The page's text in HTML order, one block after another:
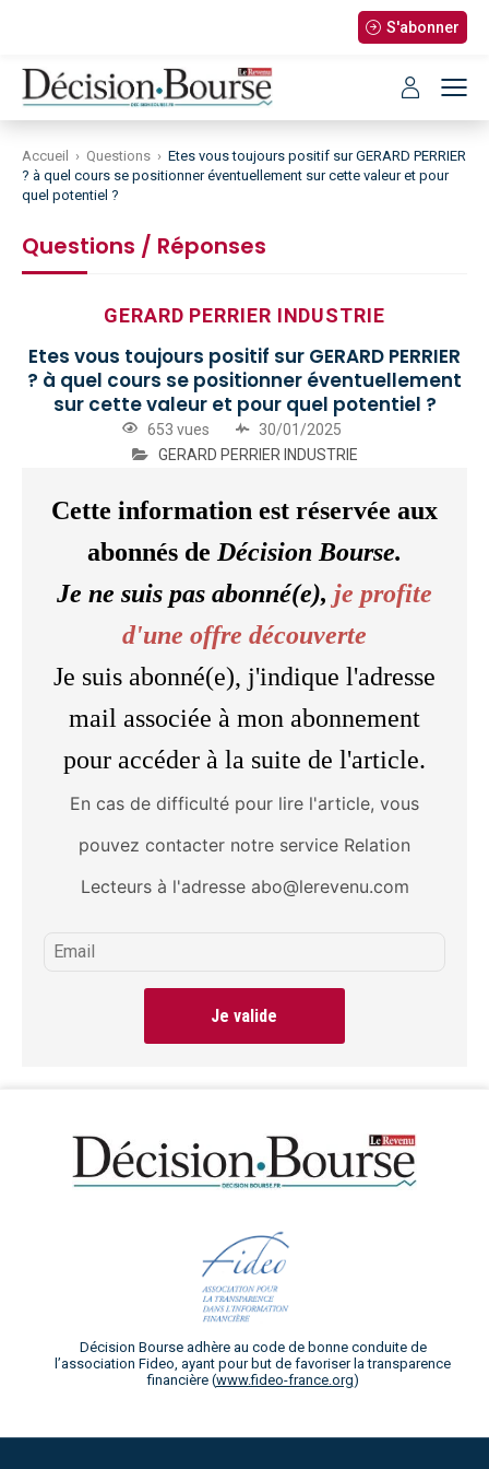
S'abonner
Accueil › Questions › Etes vous toujours positif sur GERARD PERRIER
? à quel cours se positionner éventuellement sur cette valeur et pour
quel potentiel ?
Questions / Réponses
GERARD PERRIER INDUSTRIE
Etes vous toujours positif sur GERARD PERRIER
? à quel cours se positionner éventuellement
sur cette valeur et pour quel potentiel ?
653 vues
30/01/2025
GERARD PERRIER INDUSTRIE
Cette information est réservée aux
abonnés de Décision Bourse.
Je ne suis pas abonné(e), je profite
d'une offre découverte
Je suis abonné(e), j'indique l'adresse
mail associée à mon abonnement
pour accéder à la suite de l'article.
En cas de difficulté pour lire l'article, vous
pouvez contacter notre service Relation
Lecteurs à l'adresse abo@lerevenu.com
Je valide
Décision Bourse adhère au code de bonne conduite de
l’association Fideo, ayant pour but de favoriser la transparence
financière (www.fideo-france.org)